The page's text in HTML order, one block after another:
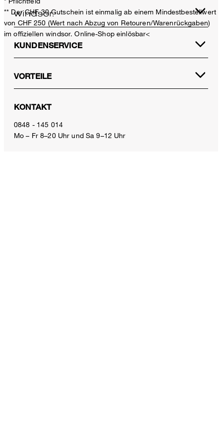
CHF 349.00
inkl. MwSt
Grösse auswählen
** Der CHF 30 Gutschein ist einmalig ab einem Mindestbestellwert
von CHF 250 (Wert nach Abzug von Retouren/Warenrückgaben)
im offiziellen windsor. Online-Shop einlösbar<
KUNDENSERVICE
VORTEILE
KONTAKT
0848 - 145 014
Mo – Fr 8–20 Uhr und Sa 9–12 Uhr